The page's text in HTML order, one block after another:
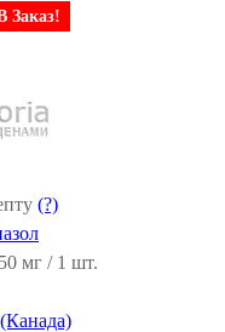
Заказ!
(?)
мг / 1 шт.